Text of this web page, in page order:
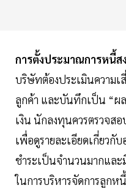
การตั้งประมาณการหนี้
บริษัทต้องประเมินความเ
ลูกค้า และบันทึกเป็น “ผ
เงิน นักลงทุนควรตรวจส
เพื่อดูรายละเอียดเกี่ยวกั
ชำระเป็นจำนวนมากแล
ในการบริหารจัดการลูก